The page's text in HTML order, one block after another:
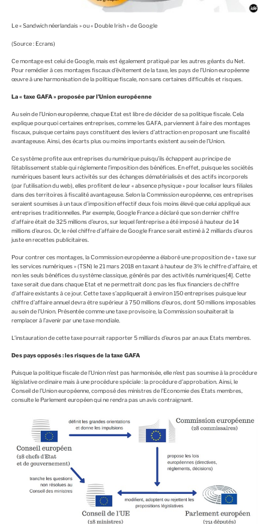
Le « Sandwich néerlandais » ou « Double Irish » de Google
(Source : Ecrans)
Ce montage est celui de Google, mais est également pratiqué par les autres géants du Net.
Pour remédier à ces montages fiscaux d’évitement de la taxe, les pays de l’Union européenne
œuvre à une harmonisation de la politique fiscale, non sans certaines difficultés et risques.
La « taxe GAFA » proposée par l’Union européenne
Au sein de l’Union européenne, chaque Etat est libre de décider de sa politique fiscale. Cela
explique pourquoi certaines entreprises, comme les GAFA, parviennent à faire des montages
fiscaux, puisque certains pays constituent des leviers d’attraction en proposant une fiscalité
avantageuse. Ainsi, des écarts plus ou moins importants existent au sein de l’Union.
Ce système profite aux entreprises du numérique puisqu’ils échappent au principe de
l’établissement stable qui réglemente l’imposition des bénéfices. En effet, puisque les sociétés
numériques basent leurs activités sur des échanges dématérialisés et des actifs incorporels
(par l’utilisation du web), elles profitent de leur « absence physique » pour localiser leurs filiales
dans des territoires à fiscalité avantageuse. Selon la Commission européenne, ces entreprises
seraient soumises à un taux d’imposition effectif deux fois moins élevé que celui appliqué aux
entreprises traditionnelles. Par exemple, Google France a déclaré que son dernier chiffre
d’affaire était de 325 millions d’euros, sur lequel l’entreprise a été imposé à hauteur de 14
millions d’euros. Or, le réel chiffre d’affaire de Google France serait estimé à 2 milliards d’euros
juste en recettes publicitaires.
Pour contrer ces montages, la Commission européenne a élaboré une proposition de « taxe sur
les services numériques » (TSN) le 21 mars 2018 en taxant à hauteur de 3% le chiffre d’affaire, et
non les seuls bénéfices du système classique, générés par des activités numériques[4] . Cette
taxe serait due dans chaque Etat et ne permettrait donc pas les flux financiers de chiffre
d’affaire existants à ce jour. Cette taxe s’appliquerait à environ 150 entreprises puisque leur
chiffre d’affaire annuel devra être supérieur à 750 millions d’euros, dont 50 millions imposables
au sein de l’Union. Présentée comme une taxe provisoire, la Commission souhaiterait la
remplacer à l’avenir par une taxe mondiale.
L’instauration de cette taxe pourrait rapporter 5 milliards d’euros par an aux Etats membres.
Des pays opposés : les risques de la taxe GAFA
Puisque la politique fiscale de l’Union n’est pas harmonisée, elle n’est pas soumise à la procédure
législative ordinaire mais à une procédure spéciale : la procédure d’approbation. Ainsi, le
Conseil de l’Union européenne, composé des ministres de l’Economie des Etats membres,
consulte le Parlement européen qui ne rendra pas un avis contraignant.